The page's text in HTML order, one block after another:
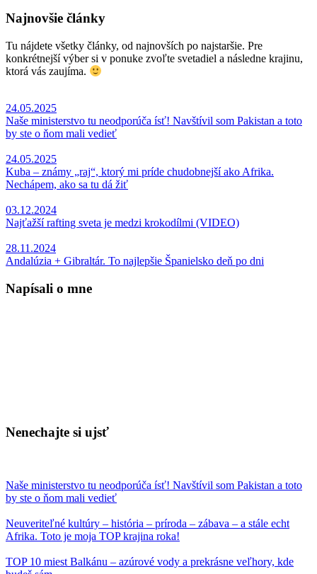
Najnovšie články
Tu nájdete všetky články, od najnovších po najstaršie. Pre
konkrétnejší výber si v ponuke zvoľte svetadiel a následne krajinu,
ktorá vás zaujíma.
24.05.2025
Naše ministerstvo tu neodporúča ísť! Navštívil som Pakistan a toto
by ste o ňom mali vedieť
24.05.2025
Kuba – známy „raj“, ktorý mi príde chudobnejší ako Afrika.
Nechápem, ako sa tu dá žiť
03.12.2024
Najťažší rafting sveta je medzi krokodílmi (VIDEO)
28.11.2024
Andalúzia + Gibraltár. To najlepšie Španielsko deň po dni
Napísali o mne
Nenechajte si ujsť
Naše ministerstvo tu neodporúča ísť! Navštívil som Pakistan a toto
by ste o ňom mali vedieť
Neuveriteľné kultúry – história – príroda – zábava – a stále echt
Afrika. Toto je moja TOP krajina roka!
TOP 10 miest Balkánu – azúrové vody a prekrásne veľhory, kde